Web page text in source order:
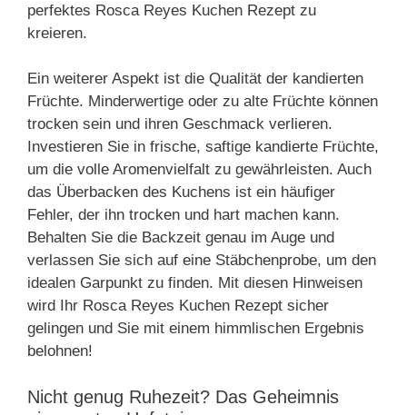
perfektes Rosca Reyes Kuchen Rezept zu
kreieren.
Ein weiterer Aspekt ist die Qualität der kandierten
Früchte. Minderwertige oder zu alte Früchte können
trocken sein und ihren Geschmack verlieren.
Investieren Sie in frische, saftige kandierte Früchte,
um die volle Aromenvielfalt zu gewährleisten. Auch
das Überbacken des Kuchens ist ein häufiger
Fehler, der ihn trocken und hart machen kann.
Behalten Sie die Backzeit genau im Auge und
verlassen Sie sich auf eine Stäbchenprobe, um den
idealen Garpunkt zu finden. Mit diesen Hinweisen
wird Ihr Rosca Reyes Kuchen Rezept sicher
gelingen und Sie mit einem himmlischen Ergebnis
belohnen!
Nicht genug Ruhezeit? Das Geheimnis